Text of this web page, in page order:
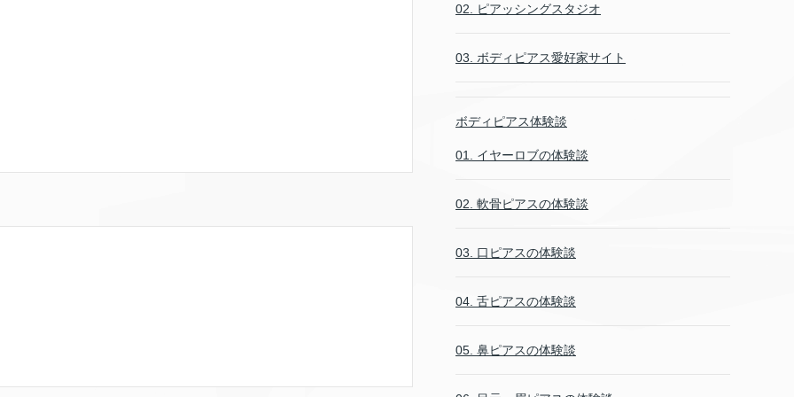
02. ピアッシングスタジオ
03. ボディピアス愛好家サイト
ボディピアス体験談
01. イヤーロブの体験談
02. 軟骨ピアスの体験談
03. 口ピアスの体験談
04. 舌ピアスの体験談
05. 鼻ピアスの体験談